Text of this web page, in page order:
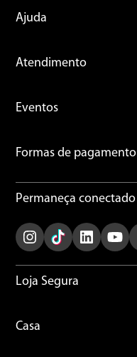
Ajuda
Atendimento
Eventos
Formas de pagamento
Permaneça conectado
Loja Segura
Casa